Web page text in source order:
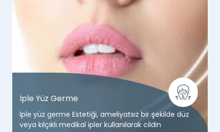
İple Yüz Germe
İple yüz germe Estetiği, ameliyatsız bir şekilde düz
veya kılçıklı medikal ipler kullanılarak cildin